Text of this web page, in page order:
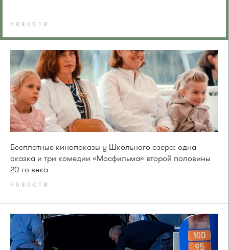
НОВОСТИ
Бесплатные кинопоказы у Школьного озера: одна
сказка и три комедии «Мосфильма» второй половины
20-го века
НОВОСТИ